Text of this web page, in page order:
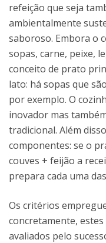
refeição que seja
ambientalmente
saboroso. Embora o
sopas, carne, peixe,
conceito de prato
lato: há sopas que
por exemplo. O
inovador mas
tradicional. Além
componentes: se o
couves + feijão a
prepara cada uma
Os critérios
concretamente,
avaliados pelo